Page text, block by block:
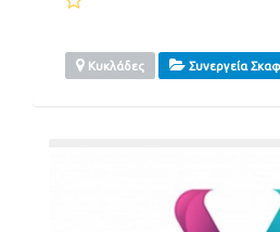
Κυκλάδες Συνεργεία